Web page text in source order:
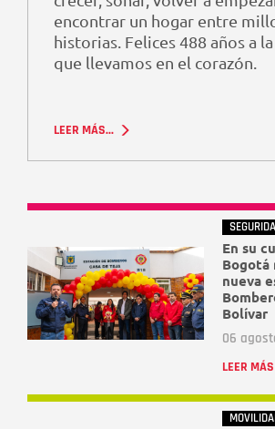
encontrar un hogar entre
historias. Felices 488 años a
que llevamos en el corazón.
LEER MÁS...
En su
Bogotá
nueva
Bolívar
06
LEER